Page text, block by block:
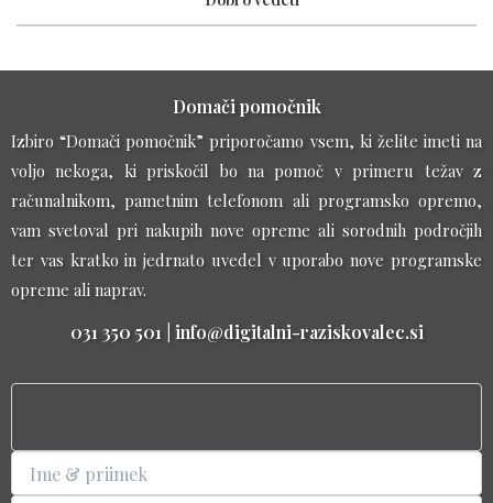
Domači pomočnik
Izbiro “Domači pomočnik” priporočamo vsem, ki želite imeti na
voljo nekoga, ki priskočil bo na pomoč v primeru težav z
računalnikom, pametnim telefonom ali programsko opremo,
vam svetoval pri nakupih nove opreme ali sorodnih področjih
ter vas kratko in jedrnato uvedel v uporabo nove programske
opreme ali naprav.
031 350 501 | info@digitalni-raziskovalec.si